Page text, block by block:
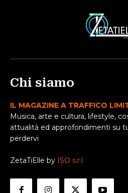
Chi siamo
IL MAGAZINE A TRAFFICO
Musica, arte e cultura, lifestyle,
attualità ed approfondimenti su
perdervi
ZetaTiElle by ISO s.r.l